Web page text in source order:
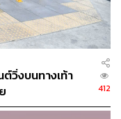
หญ่ที่สุดในเมืองไทย จาก
STANDARD
e/8705-economi
วิ่งบนทางเท้า
412